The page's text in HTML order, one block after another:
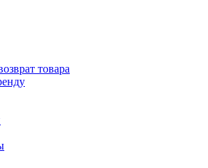
товара